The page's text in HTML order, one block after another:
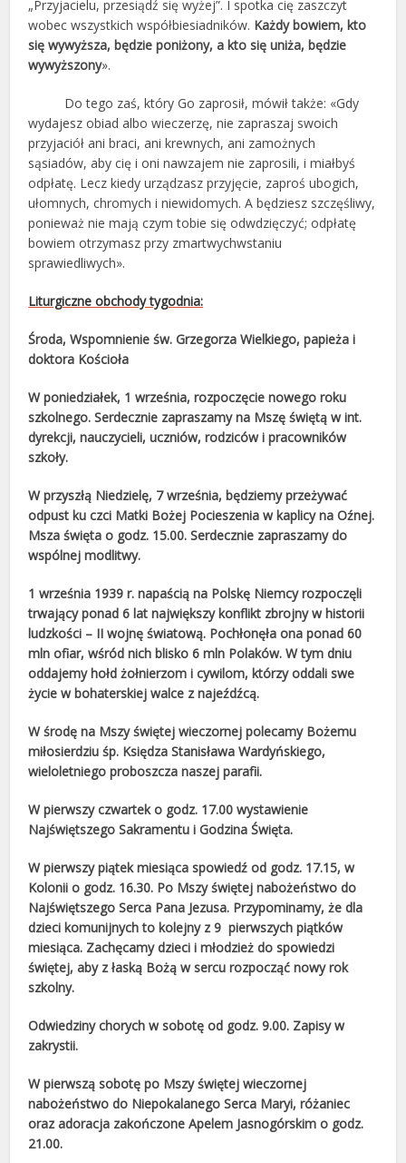
„Przyjacielu, przesiądź się wyżej”. I spotka cię zaszczyt
wobec wszystkich współbiesiadników. Każdy bowiem, kto
się wywyższa, będzie poniżony, a kto się uniża, będzie
wywyższony».
Do tego zaś, który Go zaprosił, mówił także: «Gdy
wydajesz obiad albo wieczerzę, nie zapraszaj swoich
przyjaciół ani braci, ani krewnych, ani zamożnych
sąsiadów, aby cię i oni nawzajem nie zaprosili, i miałbyś
odpłatę. Lecz kiedy urządzasz przyjęcie, zaproś ubogich,
ułomnych, chromych i niewidomych. A będziesz szczęśliwy,
ponieważ nie mają czym tobie się odwdzięczyć; odpłatę
bowiem otrzymasz przy zmartwychwstaniu
sprawiedliwych».
Liturgiczne obchody tygodnia:
Środa, Wspomnienie św. Grzegorza Wielkiego, papieża i
doktora Kościoła
W poniedziałek, 1 września, rozpoczęcie nowego roku
szkolnego. Serdecznie zapraszamy na Mszę świętą w int.
dyrekcji, nauczycieli, uczniów, rodziców i pracowników
szkoły.
W przyszłą Niedzielę, 7 września, będziemy przeżywać
odpust ku czci Matki Bożej Pocieszenia w kaplicy na Oźnej.
Msza święta o godz. 15.00.Serdecznie zapraszamy do
wspólnej modlitwy.
1 września 1939 r. napaścią na Polskę Niemcy rozpoczęli
trwający ponad 6 lat największy konflikt zbrojny w historii
ludzkości – II wojnę światową. Pochłonęła ona ponad 60
mln ofiar, wśród nich blisko 6 mln Polaków. W tym dniu
oddajemy hołd żołnierzom i cywilom, którzy oddali swe
życie w bohaterskiej walce z najeźdźcą.
W środę na Mszy świętej wieczornej polecamy Bożemu
miłosierdziu śp. Księdza Stanisława Wardyńskiego,
wieloletniego proboszcza naszej parafii.
W pierwszy czwartek o godz. 17.00 wystawienie
Najświętszego Sakramentu i Godzina Święta.
W pierwszy piątek miesiąca spowiedź od godz. 17.15, w
Kolonii o godz. 16.30. Po Mszy świętej nabożeństwo do
Najświętszego Serca Pana Jezusa. Przypominamy, że dla
dzieci komunijnych to kolejny z 9 pierwszych piątków
miesiąca. Zachęcamy dzieci i młodzież do spowiedzi
świętej, aby z łaską Bożą w sercu rozpocząć nowy rok
szkolny.
Odwiedziny chorych w sobotę od godz. 9.00. Zapisy w
zakrystii.
W pierwszą sobotę po Mszy świętej wieczornej
nabożeństwo do Niepokalanego Serca Maryi, różaniec
oraz adoracja zakończone Apelem Jasnogórskim o godz.
21.00.